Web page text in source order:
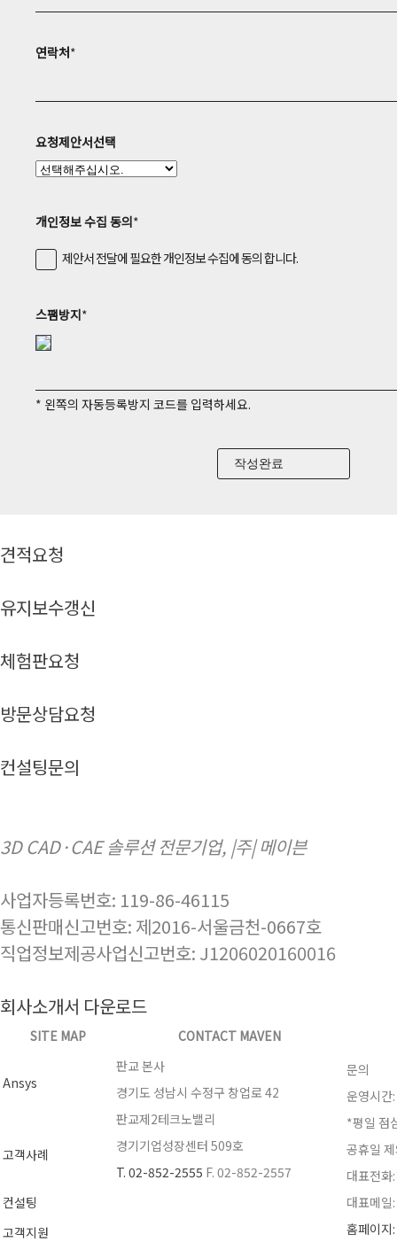
연락처*
요청제안서선택
개인정보 수집 동의*
제안서 전달에 필요한 개인정보 수집에 동의 합니다.
스팸방지*
* 왼쪽의 자동등록방지 코드를 입력하세요.
견적요청
유지보수갱신
체험판요청
방문상담요청
컨설팅문의
3D CAD·CAE 솔루션 전문기업, |주| 메이븐
사업자등록번호: 119-86-46115
통신판매신고번호: 제2016-서울금천-0667호
직업정보제공사업신고번호: J1206020160016
회사소개서 다운로드
SITE MAP CONTACT MAVEN
Ansys
판교 본사
경기도 성남시 수정구 창업로 42
판교제2테크노밸리
경기기업성장센터 509호
T. 02-852-2555 F. 02-852-2557
문의
운영시
*평일 점
공휴일
대표전화:
대표메일:
홈페이지
고객사례
컨설팅
고객지원